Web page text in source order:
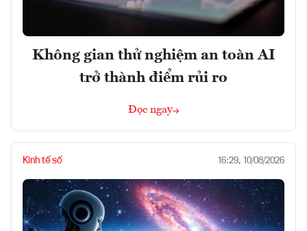
Không gian thử nghiệm an toàn AI
trở thành điểm rủi ro
Đọc ngay
Kinh tế số 16:29, 10/08/2026